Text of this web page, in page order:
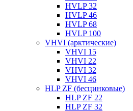
HVLP 32
HVLP 46
HVLP 68
HVLP 100
VHVI (арктические)
VHVI 15
VHVI 22
VHVI 32
VHVI 46
HLP ZF (бесцинковые)
HLP ZF 22
HLP ZF 32